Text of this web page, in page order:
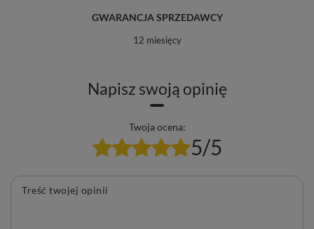
GWARANCJA SPRZEDAWCY
12 miesięcy
Napisz swoją opinię
Twoja ocena:
5/5
Treść twojej opinii